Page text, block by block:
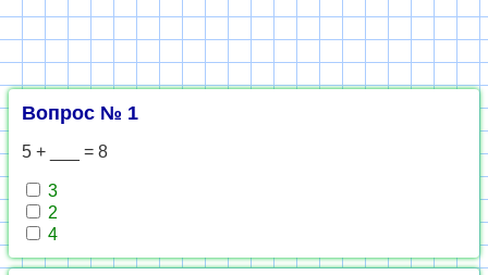
Вопрос № 1
5 + ___ = 8
3
2
4